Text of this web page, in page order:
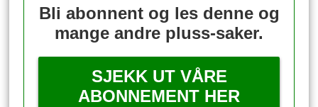
Bli abonnent og les denne og
mange andre pluss-saker.
SJEKK UT VÅRE
ABONNEMENT HER